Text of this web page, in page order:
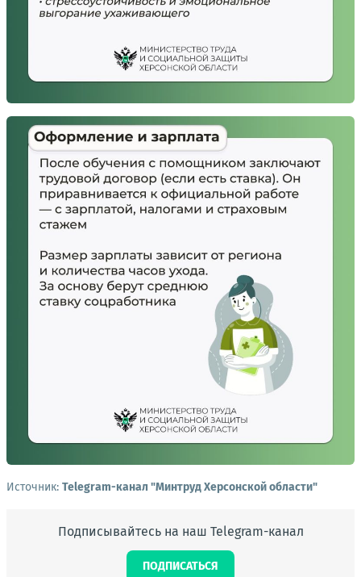
Источник: Telegram-канал "Минтруд Херсонской области"
Подписывайтесь на наш Telegram-канал
ПОДПИСАТЬСЯ